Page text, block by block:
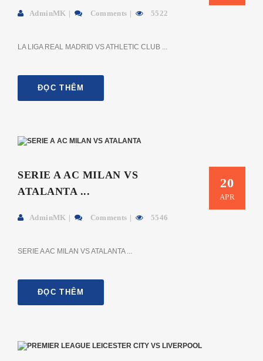
AdminMK Comments 5522
LA LIGA REAL MADRID VS ATHLETIC CLUB ...
ĐỌC THÊM
20
APR
SERIE A AC MILAN VS
ATALANTA ...
AdminMK Comments 5546
SERIE A AC MILAN VS ATALANTA ...
ĐỌC THÊM